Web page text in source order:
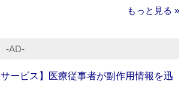
もっと見る »
‐AD‐
サービス】医療従事者が副作用情報を迅